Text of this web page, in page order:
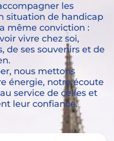
les
situation de handicap
même conviction :
vivre chez soi,
de ses souvenirs et de
nous mettons
énergie, notre écoute
service de celles et
leur confiance.